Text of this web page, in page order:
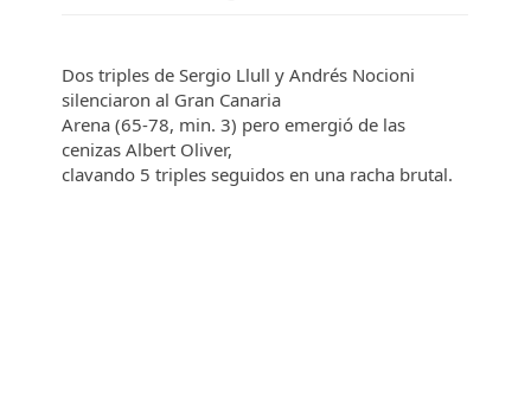
Dos triples de Sergio Llull y Andrés Nocioni
silenciaron al Gran Canaria
Arena (65-78, min. 3) pero emergió de las
cenizas Albert Oliver,
clavando 5 triples seguidos en una racha brutal.